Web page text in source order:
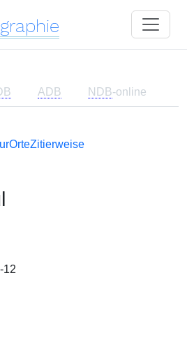
ADB NDB-online
OrteZitierweise
12